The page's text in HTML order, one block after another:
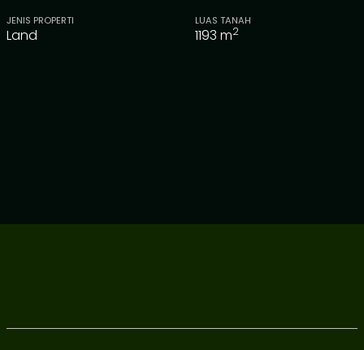
JENIS PROPERTI
Land
LUAS TANAH
1193 m2